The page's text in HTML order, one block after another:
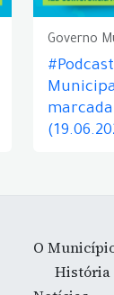
Governo
O
História